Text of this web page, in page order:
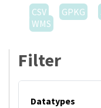
CSV
GPKG
WMS
Filter
Datatypes